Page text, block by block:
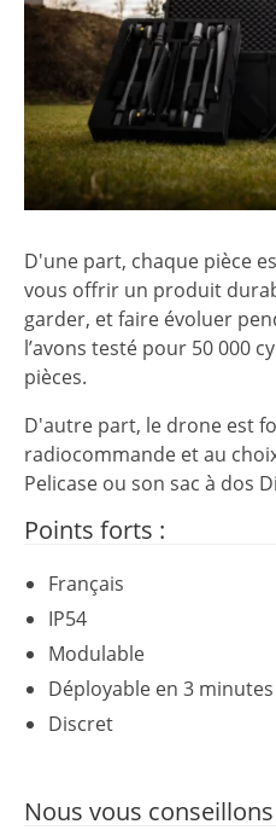
D'une part, chaque pièce
vous offrir un produit
garder, et faire évoluer
l’avons testé pour 50 000
pièces.
D'autre part, le drone est
radiocommande et au
Pelicase ou son sac à dos
Points forts :
Français
IP54
Modulable
Déployable en 3 minutes
Discret
Nous vous conseillons